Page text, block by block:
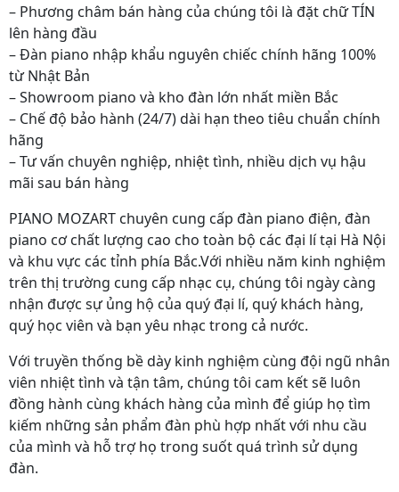
– Phương châm bán hàng của chúng tôi là đặt chữ TÍN
lên hàng đầu
– Đàn piano nhập khẩu nguyên chiếc chính hãng 100%
từ Nhật Bản
– Showroom piano và kho đàn lớn nhất miền Bắc
– Chế độ bảo hành (24/7) dài hạn theo tiêu chuẩn chính
hãng
– Tư vấn chuyên nghiệp, nhiệt tình, nhiều dịch vụ hậu
mãi sau bán hàng
PIANO MOZART chuyên cung cấp đàn piano điện, đàn
piano cơ chất lượng cao cho toàn bộ các đại lí tại Hà Nội
và khu vực các tỉnh phía Bắc.Với nhiều năm kinh nghiệm
trên thị trường cung cấp nhạc cụ, chúng tôi ngày càng
nhận được sự ủng hộ của quý đại lí, quý khách hàng,
quý học viên và bạn yêu nhạc trong cả nước.
Với truyền thống bề dày kinh nghiệm cùng đội ngũ nhân
viên nhiệt tình và tận tâm, chúng tôi cam kết sẽ luôn
đồng hành cùng khách hàng của mình để giúp họ tìm
kiếm những sản phẩm đàn phù hợp nhất với nhu cầu
của mình và hỗ trợ họ trong suốt quá trình sử dụng
đàn.